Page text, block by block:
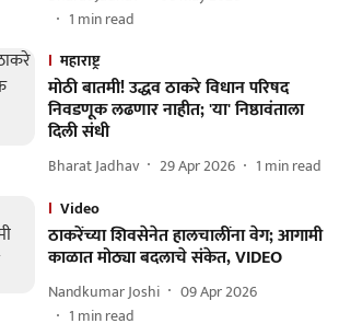
1 min read
महाराष्ट्र
मोठी बातमी! उद्धव ठाकरे विधान परिषद
निवडणूक लढणार नाहीत; 'या' निष्ठावंताला
दिली संधी
Bharat Jadhav 29 Apr 2026 1 min read
Video
ठाकरेंच्या शिवसेनेत हालचालींना वेग; आगामी
काळात मोठ्या बदलाचे संकेत, VIDEO
Nandkumar Joshi
09 Apr 2026
1 min read